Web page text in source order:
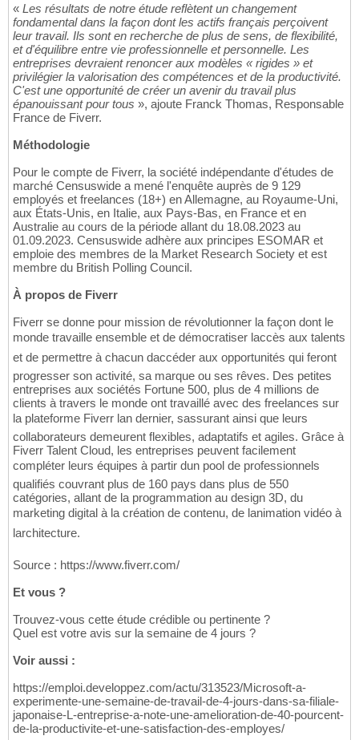
« Les résultats de notre étude reflètent un changement
fondamental dans la façon dont les actifs français perçoivent
leur travail. Ils sont en recherche de plus de sens, de flexibilité,
et d'équilibre entre vie professionnelle et personnelle. Les
entreprises devraient renoncer aux modèles « rigides » et
privilégier la valorisation des compétences et de la productivité.
C'est une opportunité de créer un avenir du travail plus
épanouissant pour tous », ajoute Franck Thomas, Responsable
France de Fiverr.
Méthodologie
Pour le compte de Fiverr, la société indépendante d'études de
marché Censuswide a mené l'enquête auprès de 9 129
employés et freelances (18+) en Allemagne, au Royaume-Uni,
aux États-Unis, en Italie, aux Pays-Bas, en France et en
Australie au cours de la période allant du 18.08.2023 au
01.09.2023. Censuswide adhère aux principes ESOMAR et
emploie des membres de la Market Research Society et est
membre du British Polling Council.
À propos de Fiverr
Fiverr se donne pour mission de révolutionner la façon dont le
monde travaille ensemble et de démocratiser laccès aux talents
et de permettre à chacun daccéder aux opportunités qui feront
progresser son activité, sa marque ou ses rêves. Des petites
entreprises aux sociétés Fortune 500, plus de 4 millions de
clients à travers le monde ont travaillé avec des freelances sur
la plateforme Fiverr lan dernier, sassurant ainsi que leurs
collaborateurs demeurent flexibles, adaptatifs et agiles. Grâce à
Fiverr Talent Cloud, les entreprises peuvent facilement
compléter leurs équipes à partir dun pool de professionnels
qualifiés couvrant plus de 160 pays dans plus de 550
catégories, allant de la programmation au design 3D, du
marketing digital à la création de contenu, de lanimation vidéo à
larchitecture.
Source : https://www.fiverr.com/
Et vous ?
Trouvez-vous cette étude crédible ou pertinente ?
Quel est votre avis sur la semaine de 4 jours ?
Voir aussi :
https://emploi.developpez.com/actu/313523/Microsoft-a-
experimente-une-semaine-de-travail-de-4-jours-dans-sa-filiale-
japonaise-L-entreprise-a-note-une-amelioration-de-40-pourcent-
de-la-productivite-et-une-satisfaction-des-employes/